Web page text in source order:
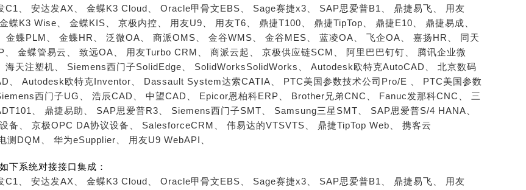
C1、 安达发AX、 金蝶K3 Cloud、 Oracle甲骨文EBS、 Sage赛捷x3、 SAP思爱普B1、 鼎捷易飞、
用友
金蝶K3 Wise、 金蝶KIS、 京极内控、 用友U9、 用友T6、 鼎捷T100、 鼎捷TipTop、 鼎捷E10、
鼎捷易成、
金蝶PLM、 金蝶HR、 泛微OA、 商派OMS、 金谷WMS、 金谷MES、 蓝凌OA、 飞企OA、 嘉扬HR、
同天
金蝶管易云、 致远OA、 用友Turbo CRM、 商派云起、 京极供应链SCM、 阿里巴巴钉钉、
腾讯企业微
海天注塑机、 Siemens西门子SolidEdge、 SolidWorksSolidWorks、 Autodesk欧特克AutoCAD、
北京数码
、
Autodesk欧特克Inventor、 Dassault System达索CATIA、 PTC美国参数技术公司Pro/E 、
PTC美国参数
西门子UG、 浩辰CAD、 中望CAD、 Epicor恩柏科ERP、 Brother兄弟CNC、 Fanuc发那科CNC、
三
、 鼎捷易助、 SAP思爱普R3、 Siemens西门子SMT、 Samsung三星SMT、
SAP思爱普S/4 HANA、
备、
京极OPC DA协议设备、 SalesforceCRM、 伟易达的VTSVTS、 鼎捷TipTop Web、
携客云
测DQM、 华为eSupplier、 用友U9 WebAPI、
下系统对接接口集成：
C1、 安达发AX、 金蝶K3 Cloud、 Oracle甲骨文EBS、 Sage赛捷x3、 SAP思爱普B1、 鼎捷易飞、
用友